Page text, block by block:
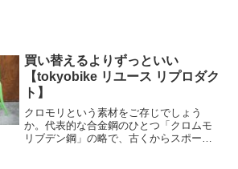
買い替えるよりずっといい
【tokyobike リユース リプロダク
ト】
クロモリという素材をご存じでしょう
か。代表的な合金鋼のひとつ「クロムモ
リブデン鋼」の略で、古くからスポーツ